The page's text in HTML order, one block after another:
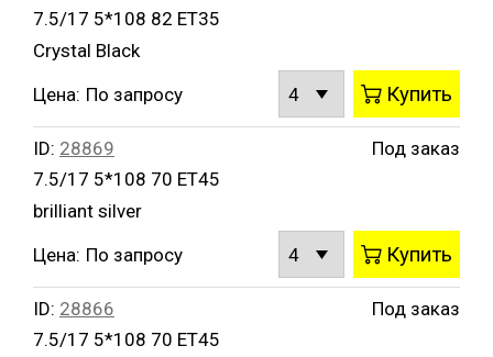
7.5/17 5*108 82 ET35
Crystal Black
Цена: По запросу Купить
ID: 28869
7.5/17 5*108 70 ET45
brilliant silver
Под заказ
Цена: По запросу Купить
ID: 28866
7.5/17 5*108 70 ET45
Под заказ